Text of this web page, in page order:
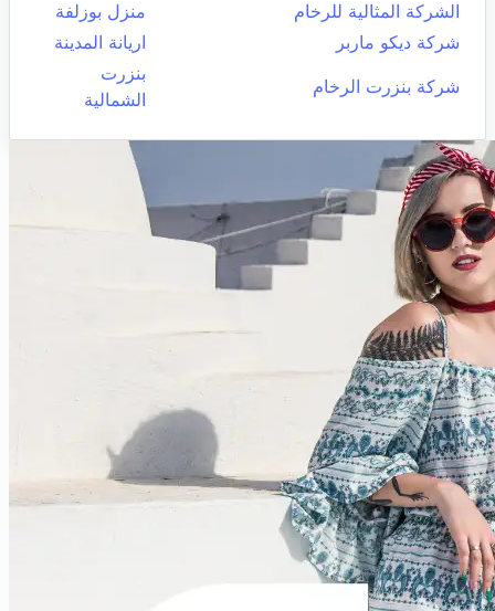
الشركة المثالية للرخام
منزل بوزلفة
شركة ديكو ماربر
اريانة المدينة
شركة بنزرت الرخام
بنزرت
الشمالية